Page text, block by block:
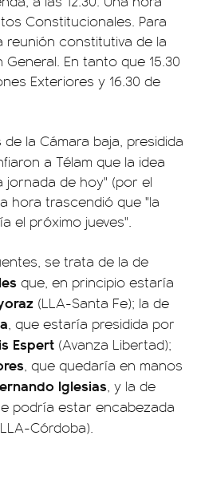
Constitucionales. Para
reunión constitutiva de la
En tanto que 15.30
Exteriores y 16.30 de
la Cámara baja, presidida
a Télam que la idea
jornada de hoy" (por el
hora trascendió que "la
el próximo jueves".
se trata de la de
que, en principio estaría
(LLA-Santa Fe); la de
, que estaría presidida por
Espert (Avanza Libertad);
, que quedaría en manos
Iglesias, y la de
podría estar encabezada
Córdoba).